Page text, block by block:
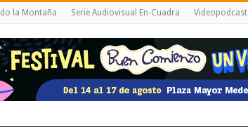
la Montaña Serie Audiovisual En-Cuadra Videopodcast